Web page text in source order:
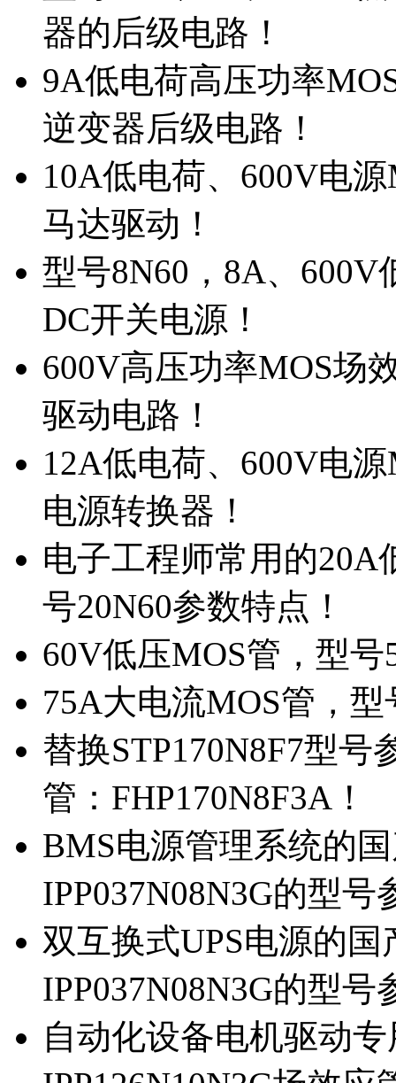
器的后级电路！
9A低电荷高压功率
逆变器后级电路！
10A低电荷、600V电
马达驱动！
型号8N60，8A、
DC开关电源！
600V高压功率MOS场
驱动电路！
12A低电荷、600V电
电源转换器！
电子工程师常用的20A
号20N60参数特点！
60V低压MOS管，型
75A大电流MOS管，
替换STP170N8F7型
管：FHP170N8F3A！
BMS电源管理系统的
IPP037N08N3G的型号
双互换式UPS电源的
IPP037N08N3G的型号
自动化设备电机驱动